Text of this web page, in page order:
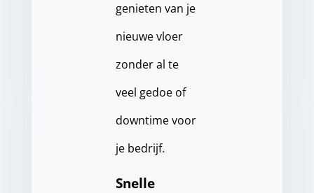
genieten van je
nieuwe vloer
zonder al te
veel gedoe of
downtime voor
je bedrijf.
Snelle